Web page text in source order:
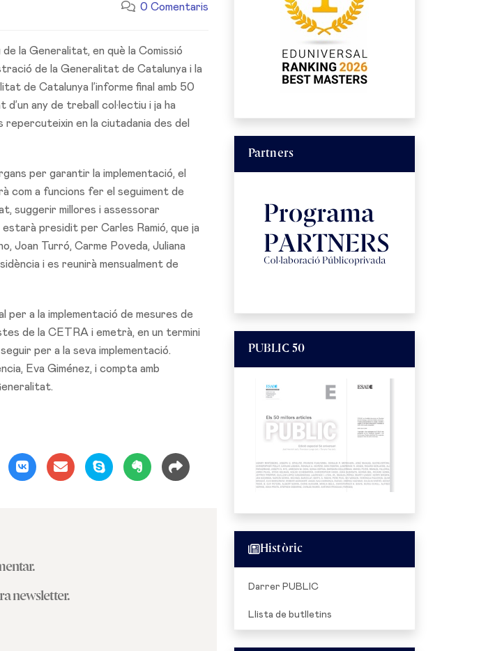
0 Comentaris
la Generalitat, en què la Comissió
de la Generalitat de Catalunya i la
de Catalunya l’informe final amb 50
any de treball col·lectiu i ja ha
en la ciutadania des del
per garantir la implementació, el
com a funcions fer el seguiment de
suggerir millores i assessorar
presidit per Carles Ramió, que ja
Joan Turró, Carme Poveda, Juliana
i es reunirà mensualment de
per a la implementació de mesures de
de la CETRA i emetrà, en un termini
per a la seva implementació.
Eva Giménez, i compta amb
newsletter.
Partners
PUBLIC 50
Històric
Darrer PUBLIC
Llista de butlletins